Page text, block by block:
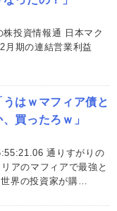
投資情報通 日本マク
月期の連結営業利益
はｗマフィア債と
買ったろｗ」
通りすがりの
アのマフィアで最強と
界の投資家が購…